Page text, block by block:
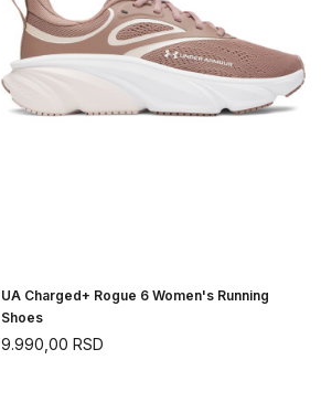
UA Charged+ Rogue 6 Women's Running
Shoes
9.990,00 RSD